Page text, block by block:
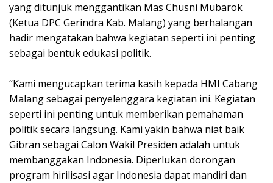
yang ditunjuk menggantikan Mas Chusni Mubarok
(Ketua DPC Gerindra Kab. Malang) yang berhalangan
hadir mengatakan bahwa kegiatan seperti ini penting
sebagai bentuk edukasi politik.
“Kami mengucapkan terima kasih kepada HMI Cabang
Malang sebagai penyelenggara kegiatan ini. Kegiatan
seperti ini penting untuk memberikan pemahaman
politik secara langsung. Kami yakin bahwa niat baik
Gibran sebagai Calon Wakil Presiden adalah untuk
membanggakan Indonesia. Diperlukan dorongan
program hirilisasi agar Indonesia dapat mandiri dan